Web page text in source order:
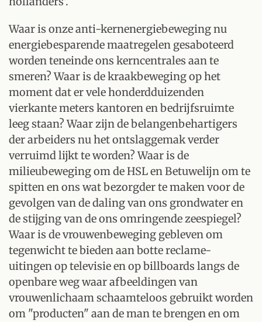
Waar is onze anti-kernenergiebeweging nu
energiebesparende maatregelen gesaboteerd
worden teneinde ons kerncentrales aan te
smeren? Waar is de kraakbeweging op het
moment dat er vele honderdduizenden
vierkante meters kantoren en bedrijfsruimte
leeg staan? Waar zijn de belangenbehartigers
der arbeiders nu het ontslaggemak verder
verruimd lijkt te worden? Waar is de
milieubeweging om de HSL en Betuwelijn om te
spitten en ons wat bezorgder te maken voor de
gevolgen van de daling van ons grondwater en
de stijging van de ons omringende zeespiegel?
Waar is de vrouwenbeweging gebleven om
tegenwicht te bieden aan botte reclame-
uitingen op televisie en op billboards langs de
openbare weg waar afbeeldingen van
vrouwenlichaam schaamteloos gebruikt worden
om "producten" aan de man te brengen en om